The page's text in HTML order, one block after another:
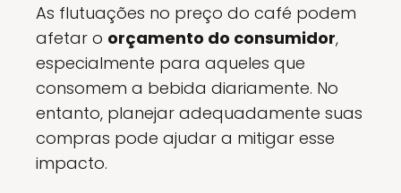
As flutuações no preço do café podem
afetar o orçamento do consumidor,
especialmente para aqueles que
consomem a bebida diariamente. No
entanto, planejar adequadamente suas
compras pode ajudar a mitigar esse
impacto.